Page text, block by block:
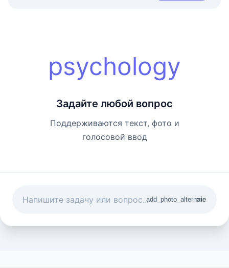
psychology
Задайте любой вопрос
Поддерживаются текст, фото и
голосовой ввод
add_photo_alternate
mic